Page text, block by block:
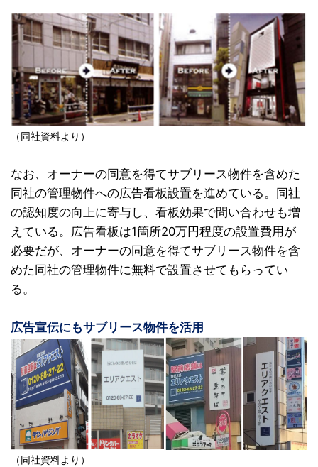
（同社資料より）
なお、オーナーの同意を得てサブリース物件を含めた
同社の管理物件への広告看板設置を進めている。同社
の認知度の向上に寄与し、看板効果で問い合わせも増
えている。広告看板は1箇所20万円程度の設置費用が
必要だが、オーナーの同意を得てサブリース物件を含
めた同社の管理物件に無料で設置させてもらってい
る。
広告宣伝にもサブリース物件を活用
（同社資料より）